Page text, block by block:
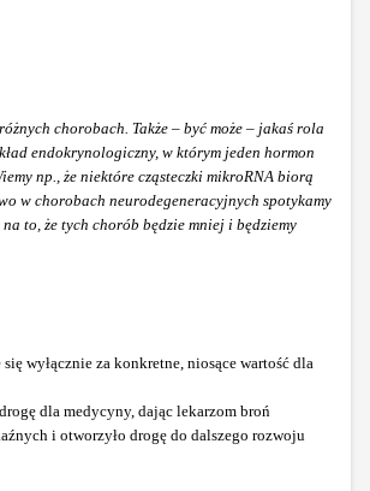
chorobach. Także – być może – jakaś rola
endokrynologiczny, w którym jeden hormon
np., że niektóre cząsteczki mikroRNA biorą
w chorobach neurodegeneracyjnych spotykamy
to, że tych chorób będzie mniej i będziemy
wyłącznie za konkretne, niosące wartość dla
dla medycyny, dając lekarzom broń
i otworzyło drogę do dalszego rozwoju